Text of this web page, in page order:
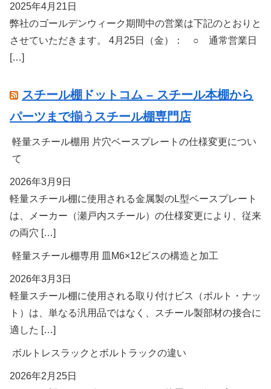
2025年4月21日
弊社のゴールデンウィーク期間中の営業は下記のとおりと
させていただきます。 4月25日（金）： ○ 通常営業日
[…]
スチール棚ドットコム – スチール本棚から
パーツまで揃うスチール棚専門店
軽量スチール棚用 片穴ベースプレートの仕様変更につい
て
2026年3月9日
軽量スチール棚に使用される金属製のL型ベースプレート
は、メーカー（瀬戸内スチール）の仕様変更により、従来
の両穴 […]
軽量スチール棚専用 皿M6×12ビスの構造と加工
2026年3月3日
軽量スチール棚に使用される取り付けビス（ボルト・ナッ
ト）は、単なる汎用品ではなく、スチール製部材の接合に
適した […]
ボルトレスラックとボルトラックの違い
2026年2月25日